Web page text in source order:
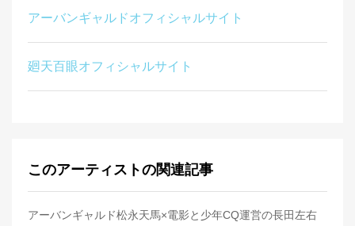
アーバンギャルドオフィシャルサイト
廻天百眼オフィシャルサイト
このアーティストの関連記事
アーバンギャルド松永天馬×電影と少年CQ運営の長田左右